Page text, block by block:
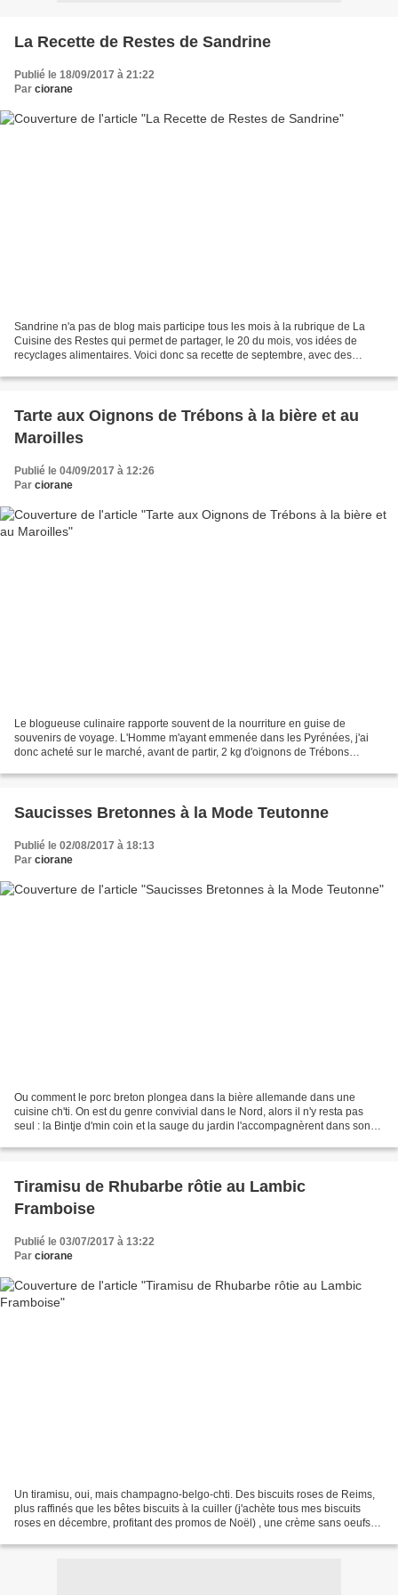
La Recette de Restes de Sandrine
Publié le 18/09/2017 à 21:22
Par ciorane
Sandrine n'a pas de blog mais participe tous les mois à la rubrique de La
Cuisine des Restes qui permet de partager, le 20 du mois, vos idées de
recyclages alimentaires. Voici donc sa recette de septembre, avec des
Tarte aux Oignons de Trébons à la bière et au
Maroilles
Publié le 04/09/2017 à 12:26
Par ciorane
Le blogueuse culinaire rapporte souvent de la nourriture en guise de
souvenirs de voyage. L'Homme m'ayant emmenée dans les Pyrénées, j'ai
donc acheté sur le marché, avant de partir, 2 kg d'oignons de Trébons
Saucisses Bretonnes à la Mode Teutonne
Publié le 02/08/2017 à 18:13
Par ciorane
Ou comment le porc breton plongea dans la bière allemande dans une
cuisine ch'ti. On est du genre convivial dans le Nord, alors il n'y resta pas
seul : la Bintje d'min coin et la sauge du jardin l'accompagnèrent dans son
Tiramisu de Rhubarbe rôtie au Lambic
Framboise
Publié le 03/07/2017 à 13:22
Par ciorane
Un tiramisu, oui, mais champagno-belgo-chti. Des biscuits roses de Reims,
plus raffinés que les bêtes biscuits à la cuiller (j'achète tous mes biscuits
roses en décembre, profitant des promos de Noël) , une crème sans oeufs